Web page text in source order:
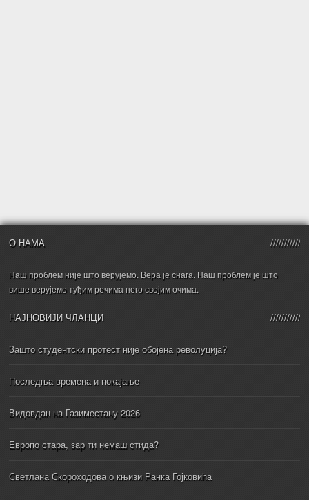
О НАМА
Наш проблем није што верујемо. Вера је снага. Наш проблем је што
више верујемо туђим речима него својим очима.
НАЈНОВИЈИ ЧЛАНЦИ
Зашто студентски протест није обојена револуција?
Последња времена и покајање
Видовдан на Газиместану 2026
Европо стара, зар ти немаш стида?
Светлана Скороходова о књизи Ранка Гојковића